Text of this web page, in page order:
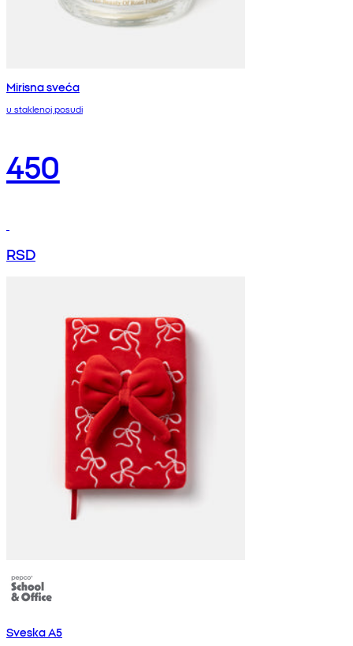
Mirisna sveća
u staklenoj posudi
450
RSD
Sveska A5